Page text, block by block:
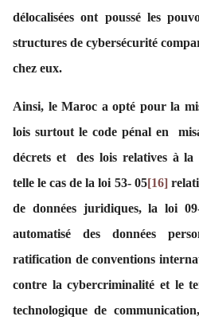
délocalisées ont poussé les
structures de cybersécurité
chez eux.
Ainsi, le Maroc a opté pour la
lois surtout le code pénal en
décrets et des lois relatives à la
telle le cas dela loi 53- 05[16]
de données juridiques, la loi
automatisé des données
ratification de conventions
contre la cybercriminalité et le
technologique de